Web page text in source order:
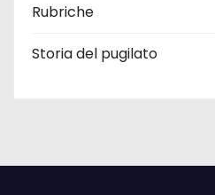
Rubriche
Storia del pugilato